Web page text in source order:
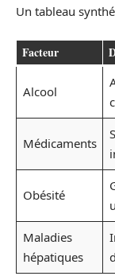
Un tableau
Facteur
Alcool
Médicaments
Obésité
Maladies
hépatiques